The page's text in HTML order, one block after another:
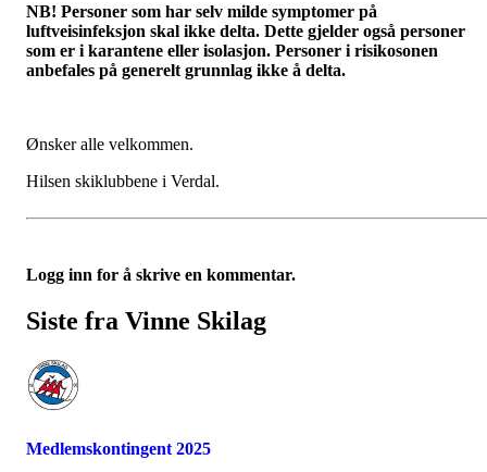
NB! Personer som har selv milde symptomer på
luftveisinfeksjon skal ikke delta. Dette gjelder også personer
som er i karantene eller isolasjon. Personer i risikosonen
anbefales på generelt grunnlag ikke å delta.
Ønsker alle velkommen.
Hilsen skiklubbene i Verdal.
Logg inn for å skrive en kommentar.
Siste fra Vinne Skilag
Medlemskontingent 2025